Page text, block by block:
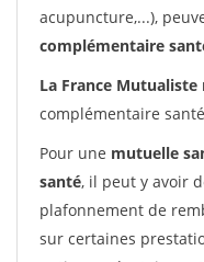
acupuncture,...),
complémentaire
La France Mutualiste
complémentaire
Pour une mutuelle
santé, il peut y avoir
plafonnement de
sur certaines